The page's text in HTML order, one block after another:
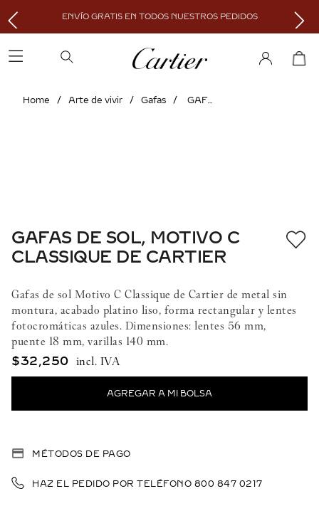
ENVÍO GRATIS EN TODOS NUESTROS PEDIDOS
Arte de vivir Gafas GAFAS DE SOL, MOTIVO C CLASSIQUE DE CARTIER
GAFAS DE SOL, MOTIVO C
CLASSIQUE DE CARTIER
Gafas de sol Motivo C Classique de Cartier de metal sin
montura, acabado platino liso, forma rectangular y lentes
fotocromáticas azules. Dimensiones: lentes 56 mm,
puente 18 mm, varillas 140 mm.
$32,250
MÉTODOS DE PAGO
HAZ EL PEDIDO POR TELÉFONO 800 847 0217